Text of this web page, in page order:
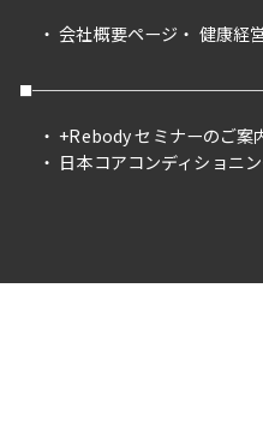
会社概要ページ
健康経
+Rebody セミナーのご案
日本コアコンディショニ